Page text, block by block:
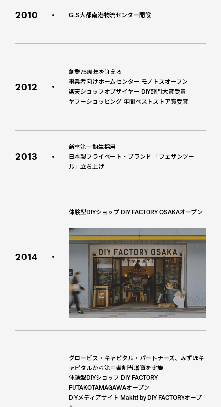
2010 GLS大都南港物流センター開設
2012
創業75周年を迎える
事業者向けホームセンター モノトスオープン
楽天ショップオブザイヤー DIY部門大賞受賞
ヤフーショッピング 年間ベストストア賞受賞
2013
新卒第一期生採用
日本製プライベート・ブランド 「フェザンツー
ル」立ち上げ
2014
体験型DIYショップ DIY FACTORY OSAKAオープン
グロービス・キャピタル・パートナーズ、みずほキ
ャピタルから第三者割当増資を実施
体験型DIYショップ DIY FACTORY
FUTAKOTAMAGAWAオープン
DIYメディアサイト Makit! by DIY FACTORYオープ